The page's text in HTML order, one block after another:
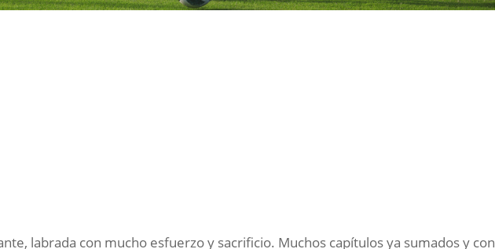
labrada con mucho esfuerzo y sacrificio. Muchos capítulos ya sumados y con